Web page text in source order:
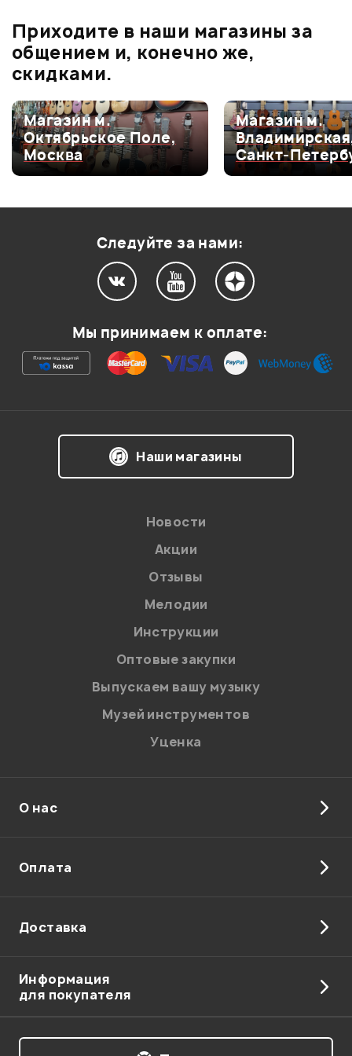
0.0
Оценка5
0
Оценка4
0
Оценка3
0
Ваша оценка:
на обработку персональных данных в
Политикой в отношении обработки
персональных данных.
Введите проверочное число:
Отправить
Приходите в наши магазины за
общением и, конечно же,
скидками.
Магазин м.
Октябрьское Поле,
Москва
Магазин м.
Санкт-
Следуйте за нами:
Мы принимаем к оплате:
Наши магазины
Новости
Акции
Отзывы
Мелодии
Инструкции
Оптовые закупки
Выпускаем вашу музыку
Музей инструментов
Уценка
О нас
Оплата
Доставка
Информация
для покупателя